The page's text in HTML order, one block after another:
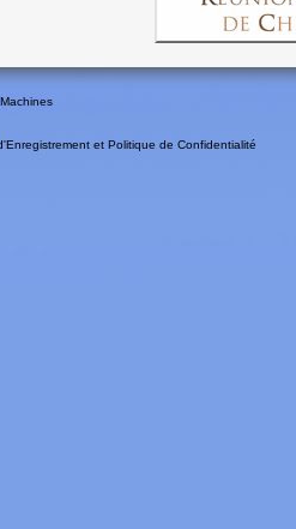
et Politique de Confidentialité